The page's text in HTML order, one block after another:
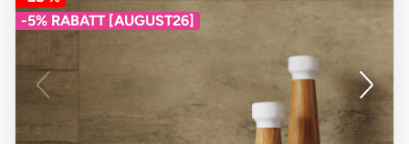
-5% RABATT [AUGUST26]